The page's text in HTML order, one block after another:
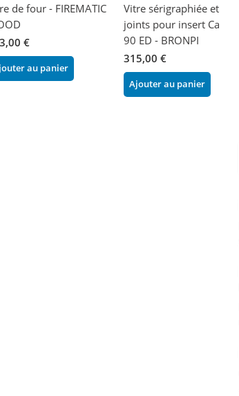
de four - FIREMATIC
€
au panier
Vitre sérigraphiée et
joints pour insert Cairo
90 ED - BRONPI
315,00 €
Ajouter au panier